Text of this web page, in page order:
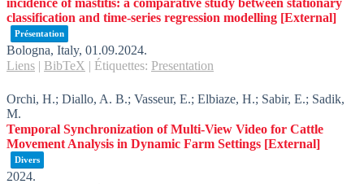
incidence of mastitis: a comparative study between stationary
classification and time-series regression modelling [External]
Présentation
Bologna, Italy, 01.09.2024.
Liens | BibTeX | Étiquettes: Presentation
Orchi, H.; Diallo, A. B.; Vasseur, E.; Elbiaze, H.; Sabir, E.; Sadik,
M.
Temporal Synchronization of Multi-View Video for Cattle
Movement Analysis in Dynamic Farm Settings [External]
Divers
2024.